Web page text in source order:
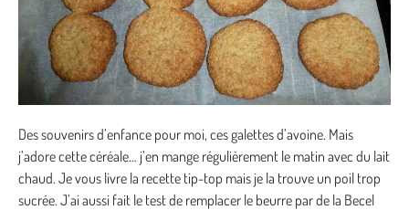
Des souvenirs d’enfance pour moi, ces galettes d’avoine. Mais
j’adore cette céréale… j’en mange régulièrement le matin avec du lait
chaud. Je vous livre la recette tip-top mais je la trouve un poil trop
sucrée. J’ai aussi fait le test de remplacer le beurre par de la Becel